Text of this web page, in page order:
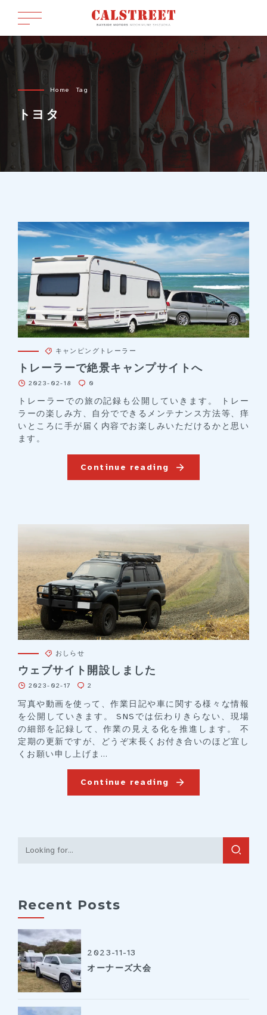
Home Tag
トヨタ
キャンピングトレーラー
トレーラーで絶景キャンプサイトへ
2023-02-18 0
トレーラーでの旅の記録も公開していきます。 トレー
ラーの楽しみ方、自分でできるメンテナンス方法等、痒
いところに手が届く内容でお楽しみいただけるかと思い
ます。
Continue reading
おしらせ
ウェブサイト開設しました
2023-02-17 2
写真や動画を使って、作業日記や車に関する様々な情報
を公開していきます。 SNSでは伝わりきらない、現場
の細部を記録して、作業の見える化を推進します。 不
定期の更新ですが、どうぞ末長くお付き合いのほど宜し
くお願い申し上げま...
Continue reading
Recent Posts
2023-11-13
オーナーズ大会